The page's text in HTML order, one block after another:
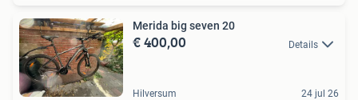
Merida big seven 20
€ 400,00 Details
Hilversum 24 jul 26